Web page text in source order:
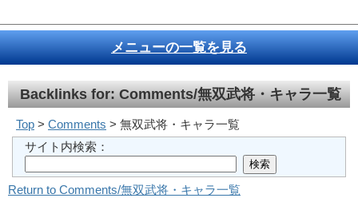
メニューの一覧を見る
Backlinks for: Comments/無双武将・キャラ一覧
Top > Comments > 無双武将・キャラ一覧
サイト内検索：
Return to Comments/無双武将・キャラ一覧